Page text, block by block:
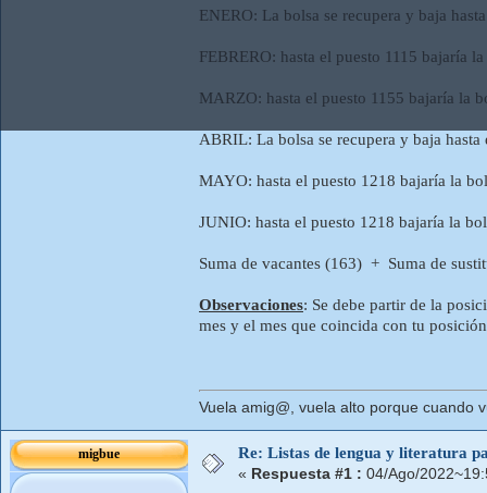
ENERO: La bolsa se recupera y baja
FEBRERO: hasta el puesto 1115 bajaría
MARZO: hasta el puesto 1155 bajaría la
ABRIL: La bolsa se recupera y baja
MAYO: hasta el puesto 1218 bajaría la
JUNIO: hasta el puesto 1218 bajaría la
Suma de vacantes (163) + Suma de
Observaciones: Se debe partir de la
mes y el mes que coincida con tu
Vuela amig@, vuela alto porque cuando
migbue Re: Listas de lengua y literatura
« Respuesta #1 : 04/Ago/